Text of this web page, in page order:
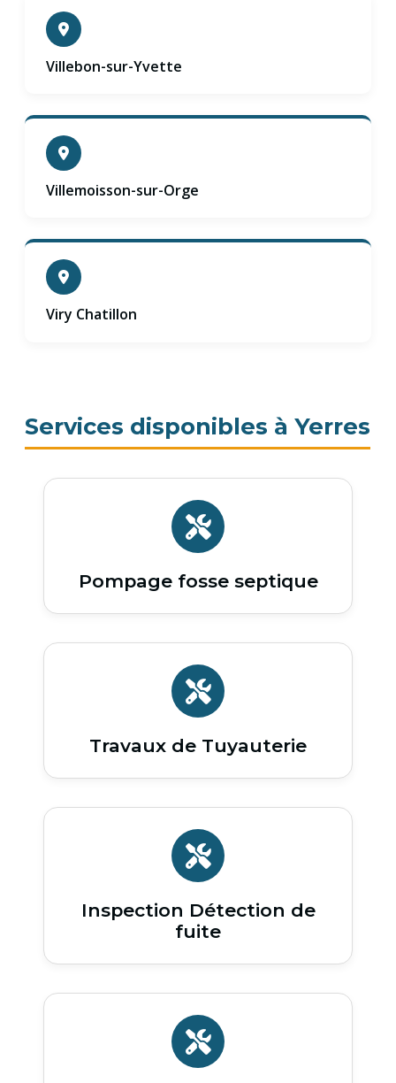
Villebon-sur-Yvette
Villemoisson-sur-Orge
Viry Chatillon
Services disponibles à Yerres
Pompage fosse septique
Travaux de Tuyauterie
Inspection Détection de
fuite